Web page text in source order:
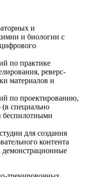
и
и биологии с
по практике
реверс-
материалов и
по проектированию,
специально
беспилотными
для создания
контента
демонстрационные